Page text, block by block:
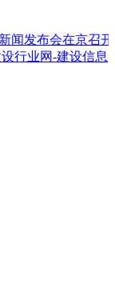
会在京召开